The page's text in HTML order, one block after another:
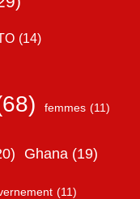
(14)
femmes (11)
Ghana (19)
(11)